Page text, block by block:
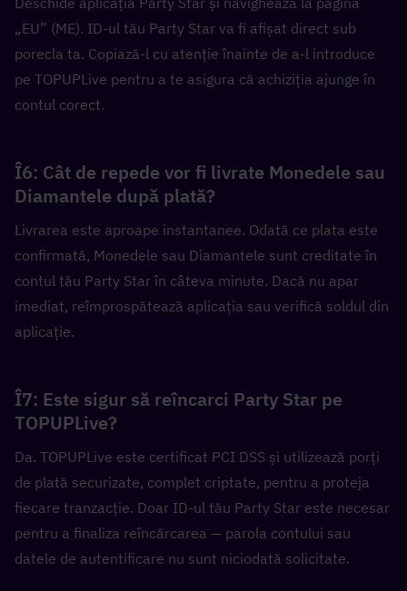
„EU” (ME). ID-ul tău Party Star va fi afișat direct sub
porecla ta. Copiază-l cu atenție înainte de a-l introduce
pe TOPUPLive pentru a te asigura că achiziția ajunge în
contul corect.
Î6: Cât de repede vor fi livrate Monedele sau
Diamantele după plată?
Livrarea este aproape instantanee. Odată ce plata este
confirmată, Monedele sau Diamantele sunt creditate în
contul tău Party Star în câteva minute. Dacă nu apar
imediat, reîmprospătează aplicația sau verifică soldul din
aplicație.
Î7: Este sigur să reîncarci Party Star pe
TOPUPLive?
Da. TOPUPLive este certificat PCI DSS și utilizează porți
de plată securizate, complet criptate, pentru a proteja
fiecare tranzacție. Doar ID-ul tău Party Star este necesar
pentru a finaliza reîncărcarea — parola contului sau
datele de autentificare nu sunt niciodată solicitate.